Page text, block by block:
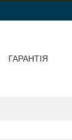
ГАРАНТІЯ